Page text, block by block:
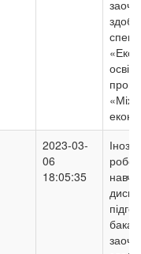
2023-03-
06
18:05:35